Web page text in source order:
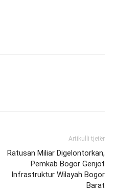
Artikulli tjetër
Ratusan Miliar Digelontorkan,
Pemkab Bogor Genjot
Infrastruktur Wilayah Bogor
Barat